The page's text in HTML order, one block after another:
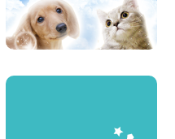
か?? 兵庫県 加古川店
100円レンタカー 加古川
2026年08月06日
GL!!クルーズコントロ
〜!! 福島県 福島笹木野
2026年08月05日